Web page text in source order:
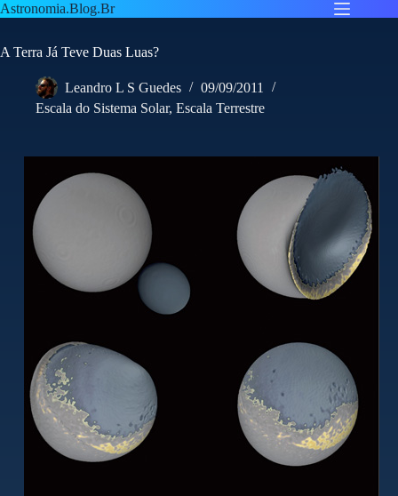
Pular
para
conteúdo
Astronomia.Blog.Br
A Terra Já Teve Duas Luas?
Leandro L S Guedes
09/09/2011
Escala do Sistema Solar, Escala Terrestre